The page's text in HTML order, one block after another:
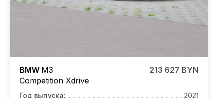
BMW M3
Competition Xdrive
213 627 BYN
Год выпуска:
2021